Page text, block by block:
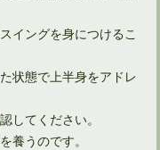
イングを身につけるこ
状態で上半身をアドレ
してください。
養うのです。